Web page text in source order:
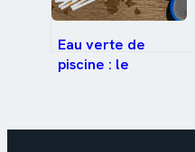
Eau verte de
piscine : le